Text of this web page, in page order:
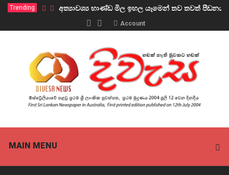
Trending අත්‍යාවශ්‍ය භාණ්ඩ මිල ඉහල යෑමෙන් තව තවත්
Account
MAIN MENU